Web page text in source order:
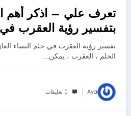
تعرف علي – اذكر أهم
بتفسير رؤية العقرب في
بالتفصيل
تفسير رؤية العقرب في حلم النساء
الحلم ، العقرب ، يمكن…
Aya 0 تعليقات